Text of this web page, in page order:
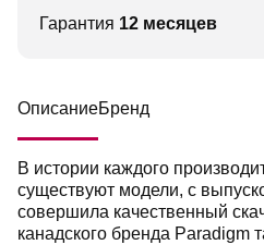
Гарантия 12 месяцев
ОписаниеБренд
В истории каждого
существуют модели, с
совершила качественный
канадского бренда Paradigm